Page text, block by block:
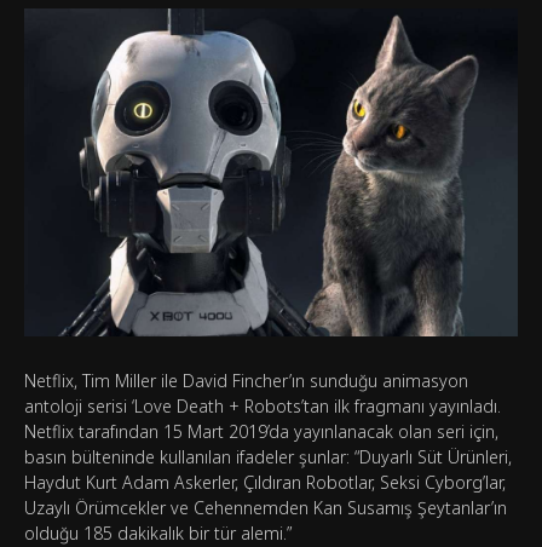
Netflix, Tim Miller ile David Fincher’ın sunduğu animasyon
antoloji serisi ‘Love Death + Robots’tan ilk fragmanı yayınladı.
Netflix tarafından 15 Mart 2019’da yayınlanacak olan seri için,
basın bülteninde kullanılan ifadeler şunlar: “Duyarlı Süt Ürünleri,
Haydut Kurt Adam Askerler, Çıldıran Robotlar, Seksi Cyborg’lar,
Uzaylı Örümcekler ve Cehennemden Kan Susamış Şeytanlar’ın
olduğu 185 dakikalık bir tür alemi.”